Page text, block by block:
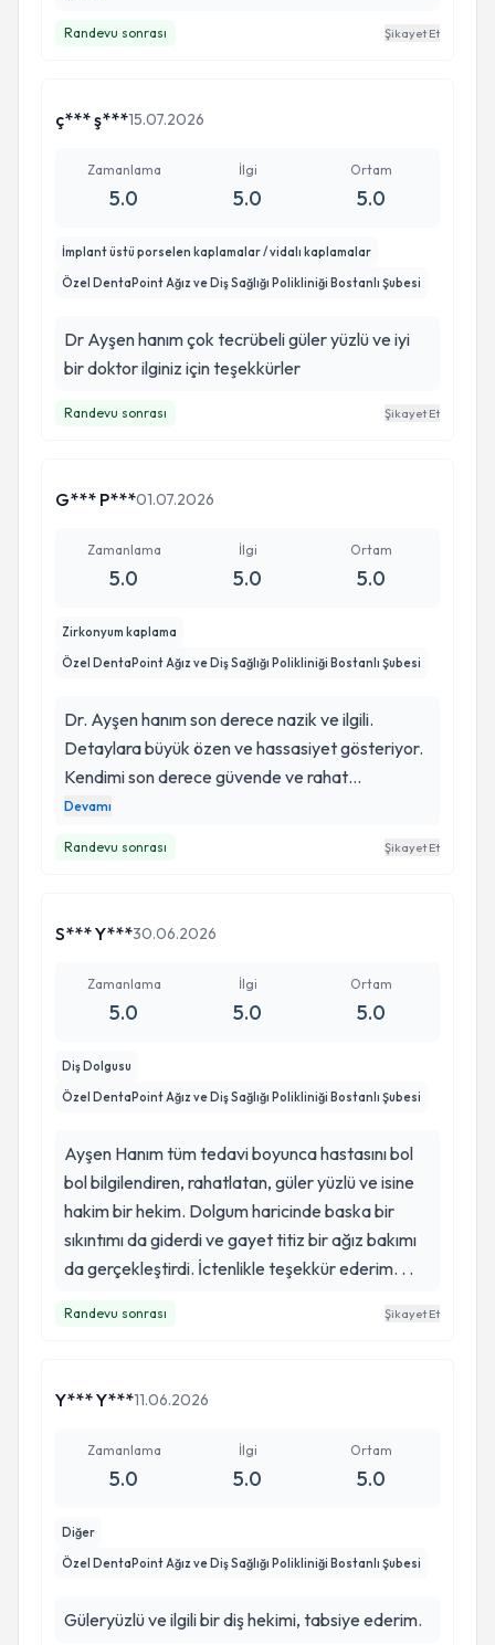
Randevu sonrası Şikayet Et
ç*** ş***15.07.2026
Zamanlama
5.0
İlgi
5.0
Ortam
5.0
İmplant üstü porselen kaplamalar / vidalı kaplamalar
Özel DentaPoint Ağız ve Diş Sağlığı Polikliniği Bostanlı Şubesi
Dr Ayşen hanım çok tecrübeli güler yüzlü ve iyi
bir doktor ilginiz için teşekkürler
Randevu sonrası Şikayet Et
G*** P***01.07.2026
Zamanlama
5.0
İlgi
5.0
Ortam
5.0
Zirkonyum kaplama
Özel DentaPoint Ağız ve Diş Sağlığı Polikliniği Bostanlı Şubesi
Dr. Ayşen hanım son derece nazik ve ilgili.
Detaylara büyük özen ve hassasiyet gösteriyor.
Kendimi son derece güvende ve rahat
hissediyorum. Tedavi süreci boyunca gerekli
Devamı
Randevu sonrası Şikayet Et
S*** Y***30.06.2026
Zamanlama
5.0
İlgi
5.0
Ortam
5.0
Diş Dolgusu
Özel DentaPoint Ağız ve Diş Sağlığı Polikliniği Bostanlı Şubesi
Ayşen Hanım tüm tedavi boyunca hastasını bol
bol bilgilendiren, rahatlatan, güler yüzlü ve isine
hakim bir hekim. Dolgum haricinde baska bir
sıkıntımı da giderdi ve gayet titiz bir ağız bakımı
da gerçekleştirdi. İctenlikle teşekkür ederim. . .
Randevu sonrası Şikayet Et
Y*** Y***11.06.2026
Zamanlama
5.0
İlgi
5.0
Ortam
5.0
Diğer
Özel DentaPoint Ağız ve Diş Sağlığı Polikliniği Bostanlı Şubesi
Güleryüzlü ve ilgili bir diş hekimi, tabsiye ederim.